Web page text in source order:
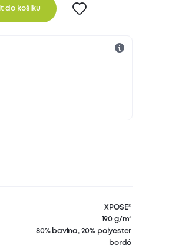
do košíku
XPOSE®
190 g/m²
80% bavlna, 20% polyester
bordó